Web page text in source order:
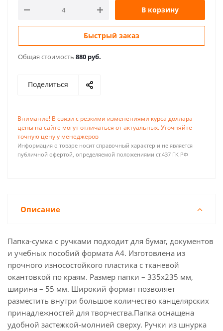
В корзину
Быстрый заказ
Общая стоимость 880 руб.
Поделиться
Внимание! В связи с резкими изменениями курса доллара
цены на сайте могут отличаться от актуальных. Уточняйте
точную цену у менеджеров
Информация о товаре носит справочный характер и не является
публичной офертой, определяемой положениями ст.437 ГК РФ
Описание
Папка-сумка с ручками подходит для бумаг, документов
и учебных пособий формата А4. Изготовлена из
прочного износостойкого пластика с тканевой
окантовкой по краям. Размер папки – 335х235 мм,
ширина – 55 мм. Широкий формат позволяет
разместить внутри большое количество канцелярских
принадлежностей для творчества.Папка оснащена
удобной застежкой-молнией сверху. Ручки из шнурка